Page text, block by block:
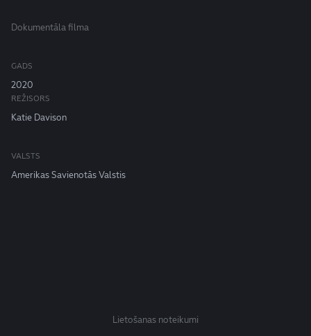
Dokumentāla filma
GADS
2020
REŽISORS
Katie Davison
VALSTS
Amerikas Savienotās Valstis
Lietošanas noteikumi